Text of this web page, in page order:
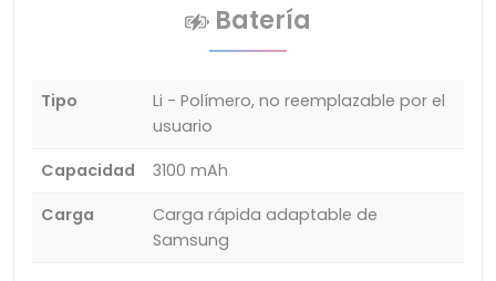
Batería
Tipo
Li - Polímero, no reemplazable por el
usuario
Capacidad
3100 mAh
Carga
Carga rápida adaptable de
Samsung